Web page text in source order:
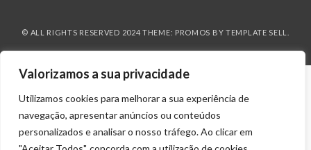
Valorizamos a sua privacidade
Utilizamos cookies para melhorar a sua experiência de
navegação, apresentar anúncios ou conteúdos
personalizados e analisar o nosso tráfego. Ao clicar em
© ALL RIGHTS RESERVED 2024 THEME: PROMOS BY TEMPLATE SELL